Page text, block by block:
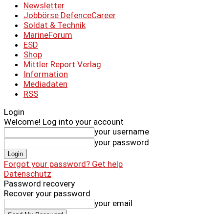
Newsletter
Jobbörse DefenceCareer
Soldat & Technik
MarineForum
ESD
Shop
Mittler Report Verlag
Information
Mediadaten
RSS
Login
Welcome! Log into your account
your username
your password
Forgot your password? Get help
Datenschutz
Password recovery
Recover your password
your email